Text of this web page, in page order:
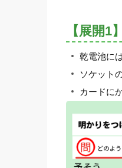
【展開1
乾電池に
ソケット
カードに